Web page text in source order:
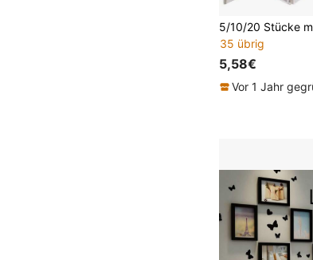
35 übrig
5,58€
Vor 1 Jahr